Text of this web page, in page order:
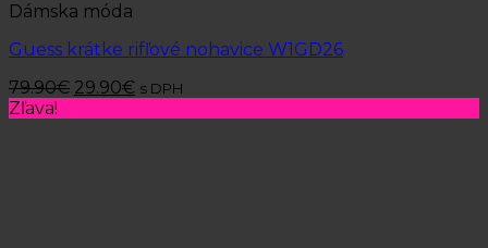
Dámska móda
Guess krátke rifľové nohavice W1GD26
79.90€ 29.90€ s DPH
Zľava!